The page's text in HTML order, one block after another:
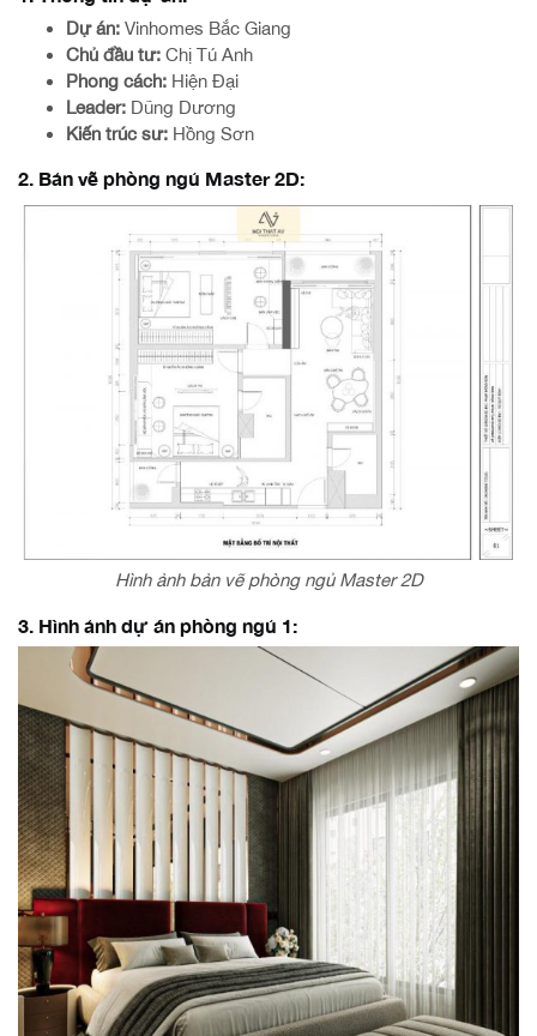
Dự án: Vinhomes Bắc Giang
Chủ đầu tư: Chị Tú Anh
Phong cách: Hiện Đại
Leader: Dũng Dương
Kiến trúc sư: Hồng Sơn
2. Bản vẽ phòng ngủ Master 2D:
Hình ảnh bản vẽ phòng ngủ Master 2D
3. Hình ảnh dự án phòng ngủ 1: